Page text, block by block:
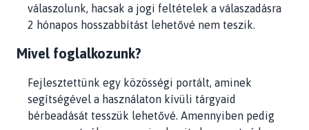
válaszolunk, hacsak a jogi feltételek a válaszadásra
2 hónapos hosszabbítást lehetővé nem teszik.
Mivel foglalkozunk?
Fejlesztettünk egy közösségi portált, aminek
segítségével a használaton kívüli tárgyaid
bérbeadását tesszük lehetővé. Amennyiben pedig